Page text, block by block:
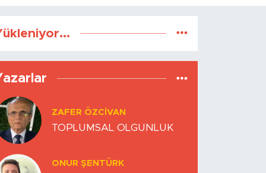
ZAFER ÖZCIVAN
TOPLUMSAL OLGUNLUK
ONUR ŞENTÜRK